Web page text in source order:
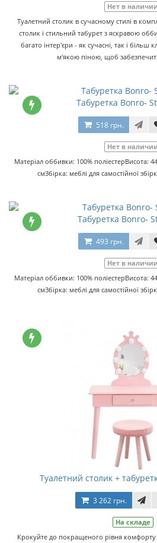
Нет в наличии
Туалетний столик в сучасному стилі в
столик і стильний табурет з яскравою
багато інтер'єри - як сучасні, так і більш
м'якою піною, щоб
Табуретка Bonro-
518 грн.
Нет в наличии
Матеріал оббивки: 100% поліестерВисота:
смЗбірка: меблі для самостійної
Табуретка Bonro-
493 грн.
Нет в наличии
Матеріал оббивки: 100% поліестерВисота:
смЗбірка: меблі для самостійної
Туалетний столик +
3 262 грн.
На складе
Крокуйте до покращеного рівня